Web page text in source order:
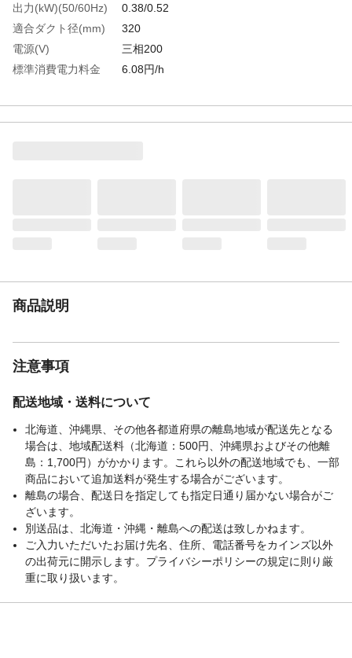
出力(kW)(50/60Hz)
0.38/0.52
適合ダクト径(mm)
320
電源(V)
三相200
標準消費電力料金
6.08円/h
標準消費電力料金
(60Hz)
8.32円/h
重さ
商品説明
注意事項
配送地域・送料について
北海道、沖縄県、その他各都道府県の離島地域が配送先となる
場合は、地域配送料（北海道：500円、沖縄県およびその他離
島：1,700円）がかかります。これら以外の配送地域でも、一部
商品において追加送料が発生する場合がございます。
離島の場合、配送日を指定しても指定日通り届かない場合がご
ざいます。
別送品は、北海道・沖縄・離島への配送は致しかねます。
ご入力いただいたお届け先名、住所、電話番号をカインズ以外
の出荷元に開示します。プライバシーポリシーの規定に則り厳
重に取り扱います。